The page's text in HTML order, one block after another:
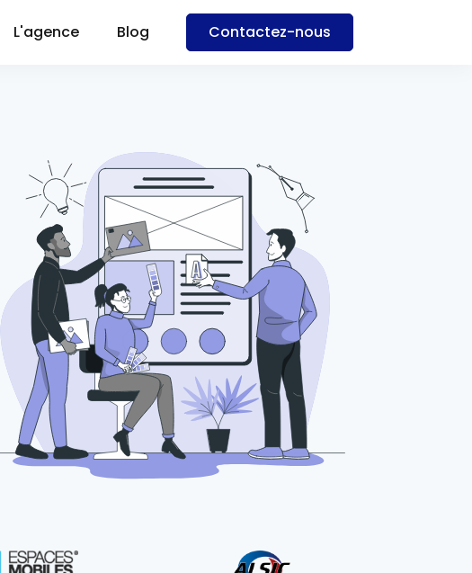
L'agence Blog Contactez-nous